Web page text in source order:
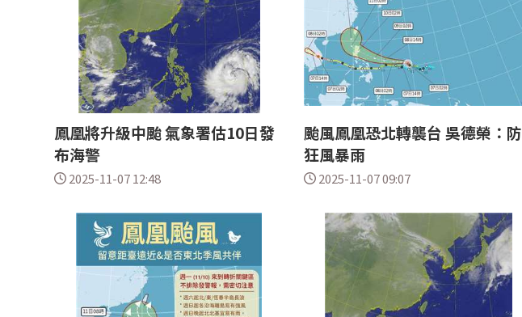
鳳凰將升級中颱 氣象署估10日發
布海警
2025-11-07 12:48
颱風鳳凰恐北轉襲台 吳德榮：防
狂風暴雨
2025-11-07 09:07